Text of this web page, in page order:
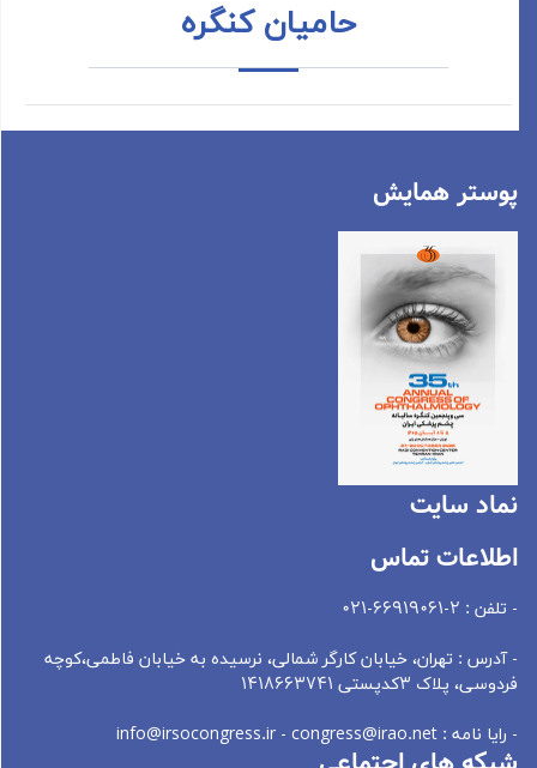
حامیان کنگره
پوستر همایش
نماد سايت
اطلاعات تماس
- تلفن : 2-66919061-021
- آدرس : تهران، خيابان کارگر شمالی، نرسيده به خيابان فاطمی،کوچه
فردوسی، پلاک 3کدپستی 1418663741
- رایا نامه : info@irsocongress.ir - congress@irao.net